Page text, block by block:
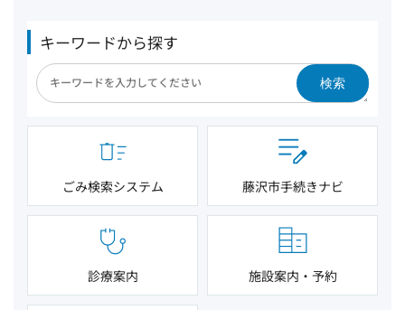
キーワードから探す
検索
ごみ検索システム 藤沢市手続きナビ
診療案内 施設案内・予約